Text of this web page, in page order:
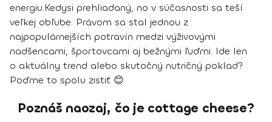
energiu.Kedysi prehliadaný, no v súčasnosti sa teší
veľkej obľube. Právom sa stal jednou z
najpopulárnejších potravín medzi výživovými
nadšencami, športovcami aj bežnými ľuďmi. Ide len
o aktuálny trend alebo skutočný nutričný poklad?
Poďme to spolu zistiť 😊
Poznáš naozaj, čo je cottage cheese?